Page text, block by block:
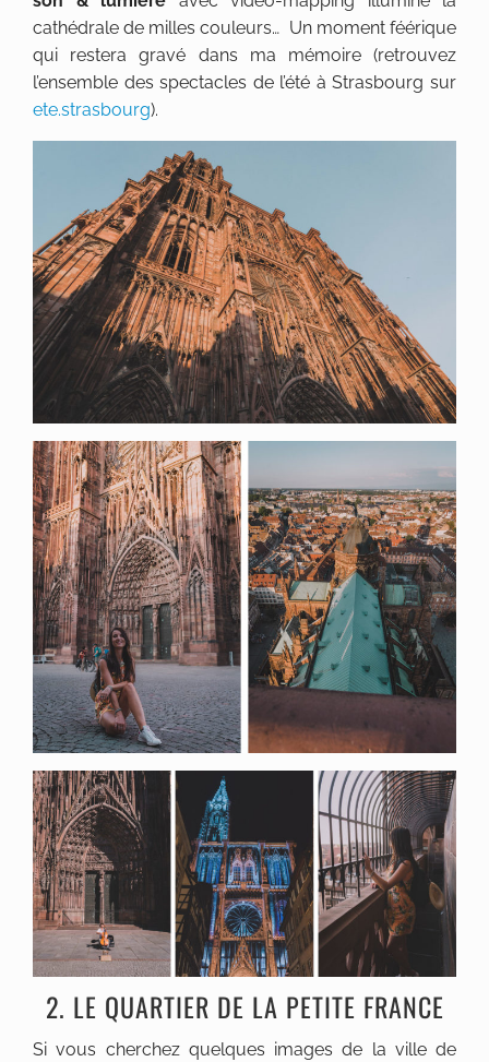
cathédrale de milles couleurs… Un moment féérique
qui restera gravé dans ma mémoire (retrouvez
l’ensemble des spectacles de l’été à Strasbourg sur
ete.strasbourg).
2. LE QUARTIER DE LA PETITE FRANCE
Si vous cherchez quelques images de la ville de